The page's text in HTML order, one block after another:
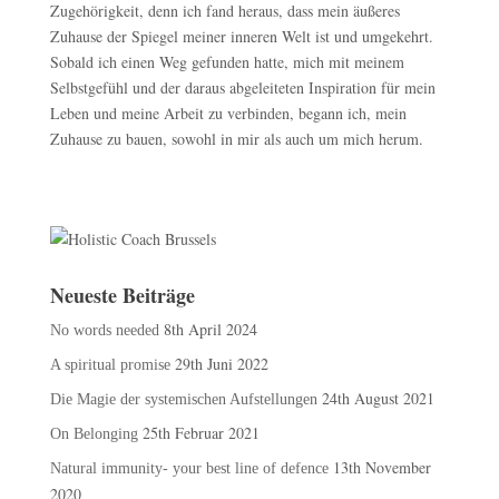
Zugehörigkeit, denn ich fand heraus, dass mein äußeres
Zuhause der Spiegel meiner inneren Welt ist und umgekehrt.
Sobald ich einen Weg gefunden hatte, mich mit meinem
Selbstgefühl und der daraus abgeleiteten Inspiration für mein
Leben und meine Arbeit zu verbinden, begann ich, mein
Zuhause zu bauen, sowohl in mir als auch um mich herum.
Neueste Beiträge
No words needed 8th April 2024
A spiritual promise 29th Juni 2022
Die Magie der systemischen Aufstellungen 24th August 2021
On Belonging 25th Februar 2021
Natural immunity- your best line of defence 13th November
2020